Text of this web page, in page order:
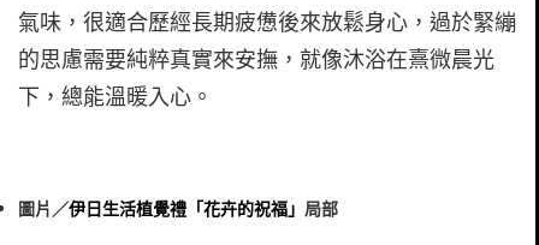
氣味，很適合歷經長期疲憊後來放鬆身心，過於緊繃
的思慮需要純粹真實來安撫，就像沐浴在熹微晨光
下，總能溫暖入心。
圖片／伊日生活植覺禮「花卉的祝福」 局部